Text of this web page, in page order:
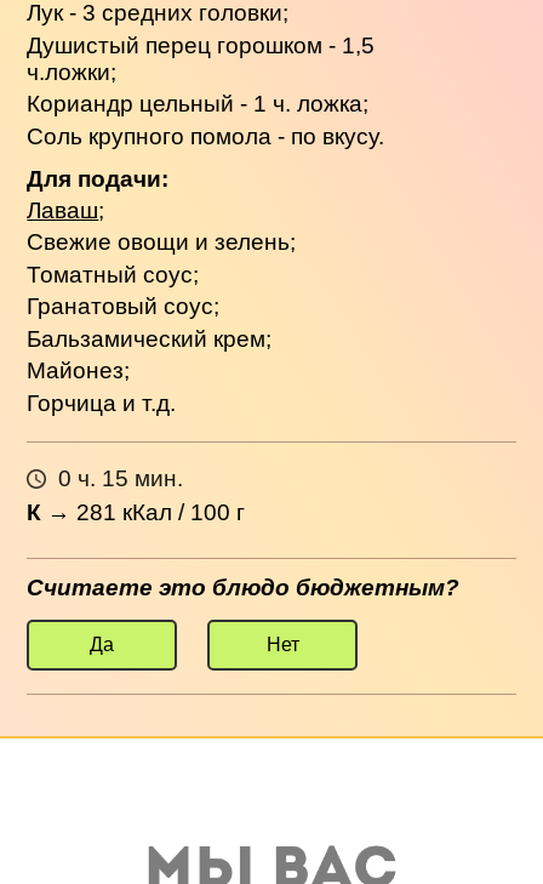
Лук - 3 средних головки;
Душистый перец горошком - 1,5
ч.ложки;
Кориандр цельный - 1 ч. ложка;
Соль крупного помола - по вкусу.
Для подачи:
Лаваш;
Свежие овощи и зелень;
Томатный соус;
Гранатовый соус;
Бальзамический крем;
Майонез;
Горчица и т.д.
0 ч. 15 мин.
К → 281 кКал / 100 г
Считаете это блюдо бюджетным?
Да Нет